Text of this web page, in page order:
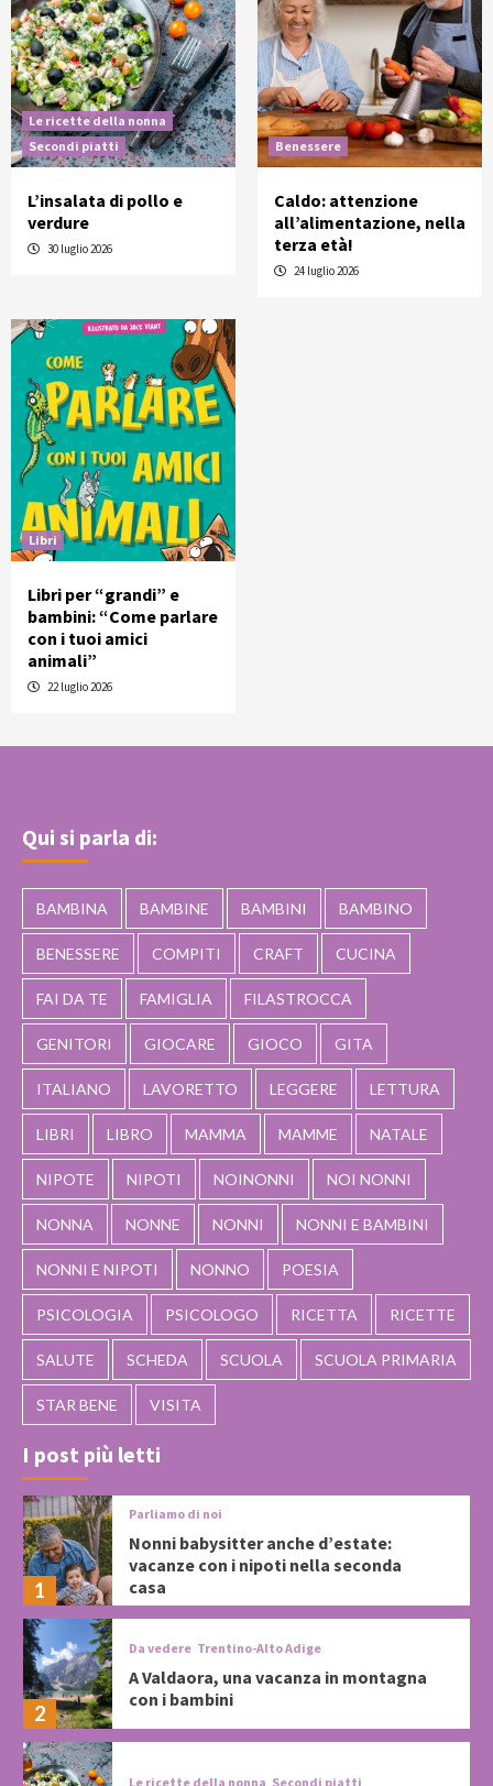
Le ricette della nonna
Secondi piatti
L’insalata di pollo e
verdure
30 luglio 2026
Benessere
Caldo: attenzione
all’alimentazione, nella
terza età!
24 luglio 2026
Libri
Libri per “grandi” e
bambini: “Come parlare
con i tuoi amici
animali”
22 luglio 2026
Qui si parla di:
BAMBINA BAMBINE BAMBINI BAMBINO
BENESSERE COMPITI CRAFT CUCINA
FAI DA TE FAMIGLIA FILASTROCCA
GENITORI GIOCARE GIOCO GITA
ITALIANO LAVORETTO LEGGERE LETTURA
LIBRI LIBRO MAMMA MAMME NATALE
NIPOTE NIPOTI NOINONNI NOI NONNI
NONNA NONNE NONNI NONNI E BAMBINI
NONNI E NIPOTI NONNO POESIA
PSICOLOGIA PSICOLOGO RICETTA RICETTE
SALUTE SCHEDA SCUOLA SCUOLA PRIMARIA
STAR BENE VISITA
I post più letti
1
Parliamo di noi
Nonni babysitter anche d’estate:
vacanze con i nipoti nella seconda
casa
2
Da vedere Trentino-Alto Adige
A Valdaora, una vacanza in montagna
con i bambini
Le ricette della nonna Secondi piatti